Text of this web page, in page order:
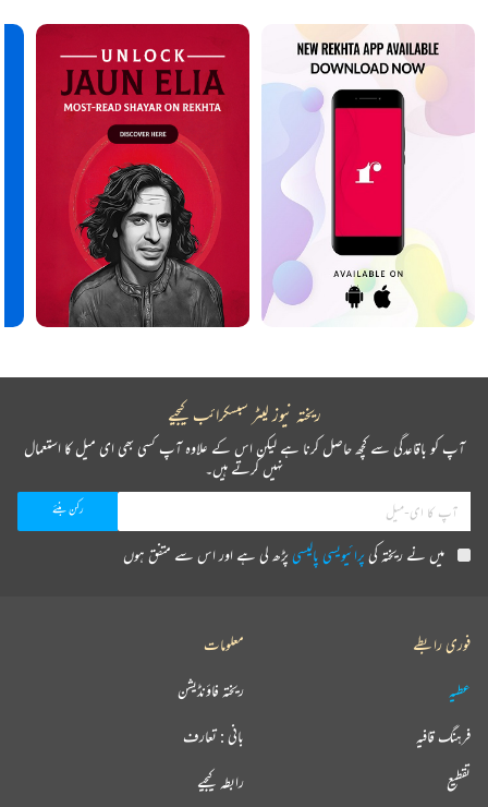
ریختہ نیوز لیٹر سبسکرائب کیجیے
آپ کو باقاعدگی سے کچھ حاصل کرنا ہے لیکن اس کے علاوہ آپ کسی بھی ای میل کا استعمال
نہیں کرتے ہیں۔
میں نے ریختہ کیپرائیویسی پالیسیپڑھ لی ہے اور اس سے متفق ہوں
فوری رابطے
عطیہ
فرہنگ قافیہ
تقطیع
معلومات
ریختہ فاؤنڈیشن
بانی : تعارف
رابطہ کیجیے